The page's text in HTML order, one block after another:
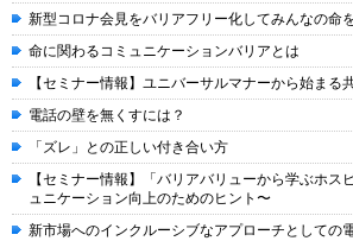
新型コロナ会見をバリアフリー化してみんなの命
命に関わるコミュニケーションバリアとは
【セミナー情報】ユニバーサルマナーから始まる
電話の壁を無くすには？
「ズレ」との正しい付き合い方
【セミナー情報】「バリアバリューから学ぶホス
ュニケーション向上のためのヒント〜
新市場へのインクルーシブなアプローチとしての